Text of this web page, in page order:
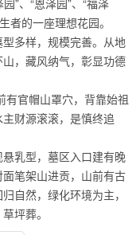
者的一座理想花园。
多样，规模完善。从地
，藏风纳气，彰显功德
有官帽山罩穴，背靠始祖
财源滚滚，是慎终追
乳型，墓区入口建有晚
笔架山进贡，山前有古
自然，绿化环境为主，
坪葬。